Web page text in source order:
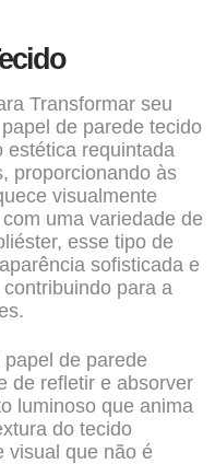
Transformar seu
de parede tecido
estética requintada
proporcionando às
visualmente
uma variedade de
esse tipo de
sofisticada e
para a
de parede
de refletir e absorver
luminoso que anima
do tecido
visual que não é